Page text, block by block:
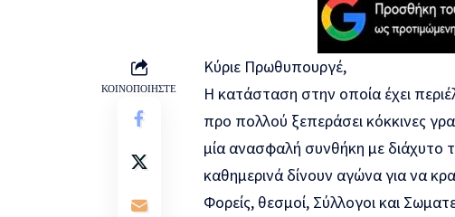
ΚΟΙΝΟΠΟΙΗΣΤΕ
Κύριε Πρωθυπουργέ,
Η κατάσταση στην οποία έχει
προ πολλού ξεπεράσει κόκκινες
μία ανασφαλή συνθήκη με διάχυτο
καθημερινά δίνουν αγώνα για να
Φορείς, θεσμοί, Σύλλογοι και